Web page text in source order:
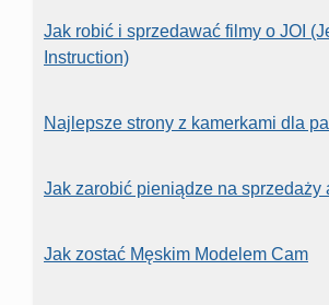
Jak robić i sprzedawać filmy o JOI
Instruction)
Najlepsze strony z kamerkami dla
Jak zarobić pieniądze na sprzedaży
Jak zostać Męskim Modelem Cam